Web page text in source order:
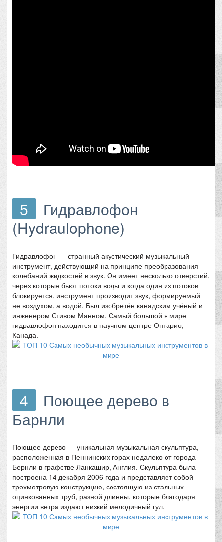
5
Гидравлофон
(Hydraulophone)
Гидравлофон — странный акустический музыкальный
инструмент, действующий на принципе преобразования
колебаний жидкостей в звук. Он имеет несколько отверстий,
через которые бьют потоки воды и когда один из потоков
блокируется, инструмент производит звук, формируемый
не воздухом, а водой. Был изобретён канадским учёный и
инженером Стивом Манном. Самый большой в мире
гидравлофон находится в научном центре Онтарио,
Канада.
4
Поющее дерево в
Барнли
Поющее дерево — уникальная музыкальная скульптура,
расположенная в Пеннинских горах недалеко от города
Бернли в графстве Ланкашир, Англия. Скульптура была
построена 14 декабря 2006 года и представляет собой
трехметровую конструкцию, состоящую из стальных
оцинкованных труб, разной длинны, которые благодаря
энергии ветра издают низкий мелодичный гул.